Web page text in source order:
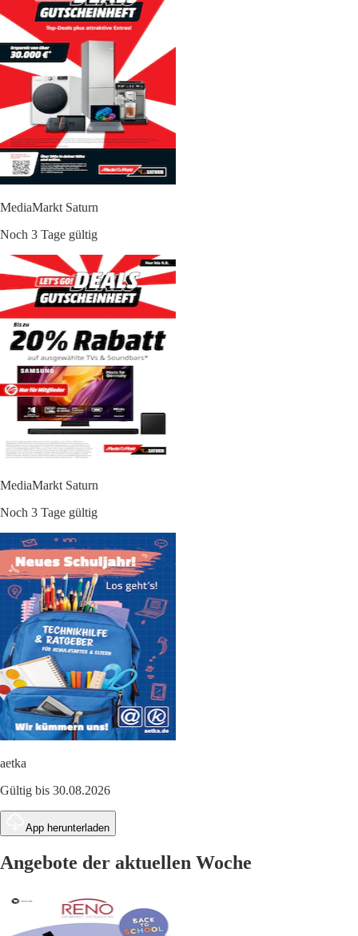
MediaMarkt Saturn
Noch 3 Tage gültig
MediaMarkt Saturn
Noch 3 Tage gültig
aetka
Gültig bis 30.08.2026
App herunterladen
Angebote der aktuellen Woche